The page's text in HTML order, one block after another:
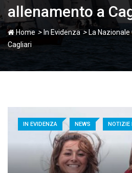
allenamento a
Home > In Evidenza> La
Cagliari
IN EVIDENZA NEWS NOTIZIE